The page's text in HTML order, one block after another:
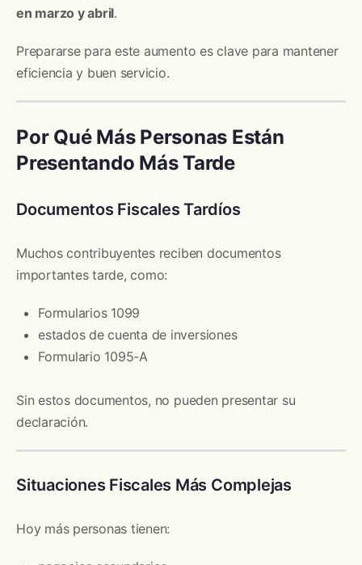
en marzo y abril.
Prepararse para este aumento es clave para mantener
eficiencia y buen servicio.
Por Qué Más Personas Están
Presentando Más Tarde
Documentos Fiscales Tardíos
Muchos contribuyentes reciben documentos
importantes tarde, como:
Formularios 1099
estados de cuenta de inversiones
Formulario 1095-A
Sin estos documentos, no pueden presentar su
declaración.
Situaciones Fiscales Más Complejas
Hoy más personas tienen: